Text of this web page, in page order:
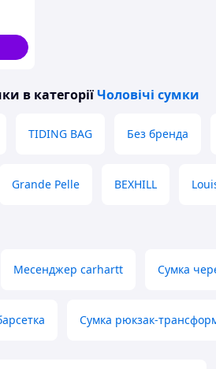
в категоріїЧоловічі сумки
TIDING BAG Без бренда
Grande Pelle BEXHILL
Месенджер carhartt Сумка
Сумка рюкзак-